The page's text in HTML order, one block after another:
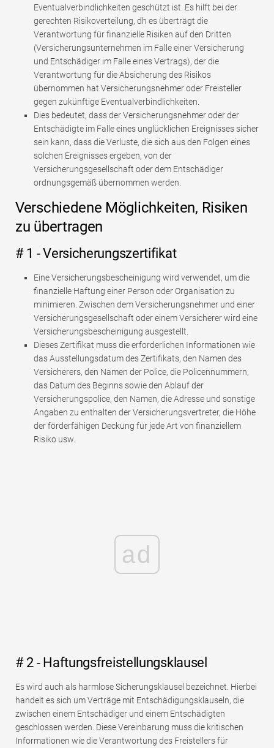
Eventualverbindlichkeiten geschützt ist. Es hilft bei der
gerechten Risikoverteilung, dh es überträgt die
Verantwortung für finanzielle Risiken auf den Dritten
(Versicherungsunternehmen im Falle einer Versicherung
und Entschädiger im Falle eines Vertrags), der die
Verantwortung für die Absicherung des Risikos
übernommen hat Versicherungsnehmer oder Freisteller
gegen zukünftige Eventualverbindlichkeiten.
Dies bedeutet, dass der Versicherungsnehmer oder der
Entschädigte im Falle eines unglücklichen Ereignisses sicher
sein kann, dass die Verluste, die sich aus den Folgen eines
solchen Ereignisses ergeben, von der
Versicherungsgesellschaft oder dem Entschädiger
ordnungsgemäß übernommen werden.
Verschiedene Möglichkeiten, Risiken
zu übertragen
# 1 - Versicherungszertifikat
Eine Versicherungsbescheinigung wird verwendet, um die
finanzielle Haftung einer Person oder Organisation zu
minimieren. Zwischen dem Versicherungsnehmer und einer
Versicherungsgesellschaft oder einem Versicherer wird eine
Versicherungsbescheinigung ausgestellt.
Dieses Zertifikat muss die erforderlichen Informationen wie
das Ausstellungsdatum des Zertifikats, den Namen des
Versicherers, den Namen der Police, die Policennummern,
das Datum des Beginns sowie den Ablauf der
Versicherungspolice, den Namen, die Adresse und sonstige
Angaben zu enthalten der Versicherungsvertreter, die Höhe
der förderfähigen Deckung für jede Art von finanziellem
Risiko usw.
ad
# 2 - Haftungsfreistellungsklausel
Es wird auch als harmlose Sicherungsklausel bezeichnet. Hierbei
handelt es sich um Verträge mit Entschädigungsklauseln, die
zwischen einem Entschädiger und einem Entschädigten
geschlossen werden. Diese Vereinbarung muss die kritischen
Informationen wie die Verantwortung des Freistellers für